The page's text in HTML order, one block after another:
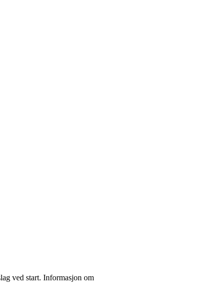
ved start. Informasjon om